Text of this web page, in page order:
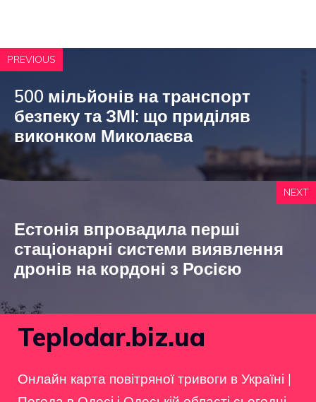
PREVIOUS
500 мільйонів на транспорт
безпеку та ЗМІ: що приділяв
виконком Миколаєва
NEXT
Естонія впровадила перші
стаціонарні системи виявлення
дронів на кордоні з Росією
Teplodar.biz.ua
Онлайн карта повітряної тривоги в Україні |